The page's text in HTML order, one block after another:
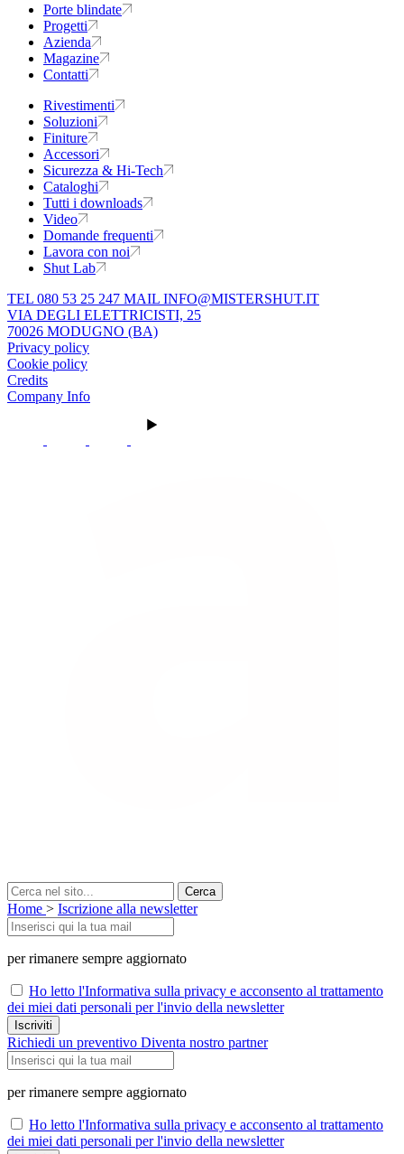
Porte blindate
Progetti
Azienda
Magazine
Contatti
Rivestimenti
Soluzioni
Finiture
Accessori
Sicurezza & Hi-Tech
Cataloghi
Tutti i downloads
Video
Domande frequenti
Lavora con noi
Shut Lab
TEL 080 53 25 247 MAIL INFO@MISTERSHUT.IT
VIA DEGLI ELETTRICISTI, 25
70026 MODUGNO (BA)
Privacy policy
Cookie policy
Credits
Company Info
Home > Iscrizione alla newsletter
per rimanere sempre aggiornato
Ho letto l'Informativa sulla privacy e acconsento al trattamento
dei miei dati personali per l'invio della newsletter
Richiedi un preventivo Diventa nostro partner
per rimanere sempre aggiornato
Ho letto l'Informativa sulla privacy e acconsento al trattamento
dei miei dati personali per l'invio della newsletter